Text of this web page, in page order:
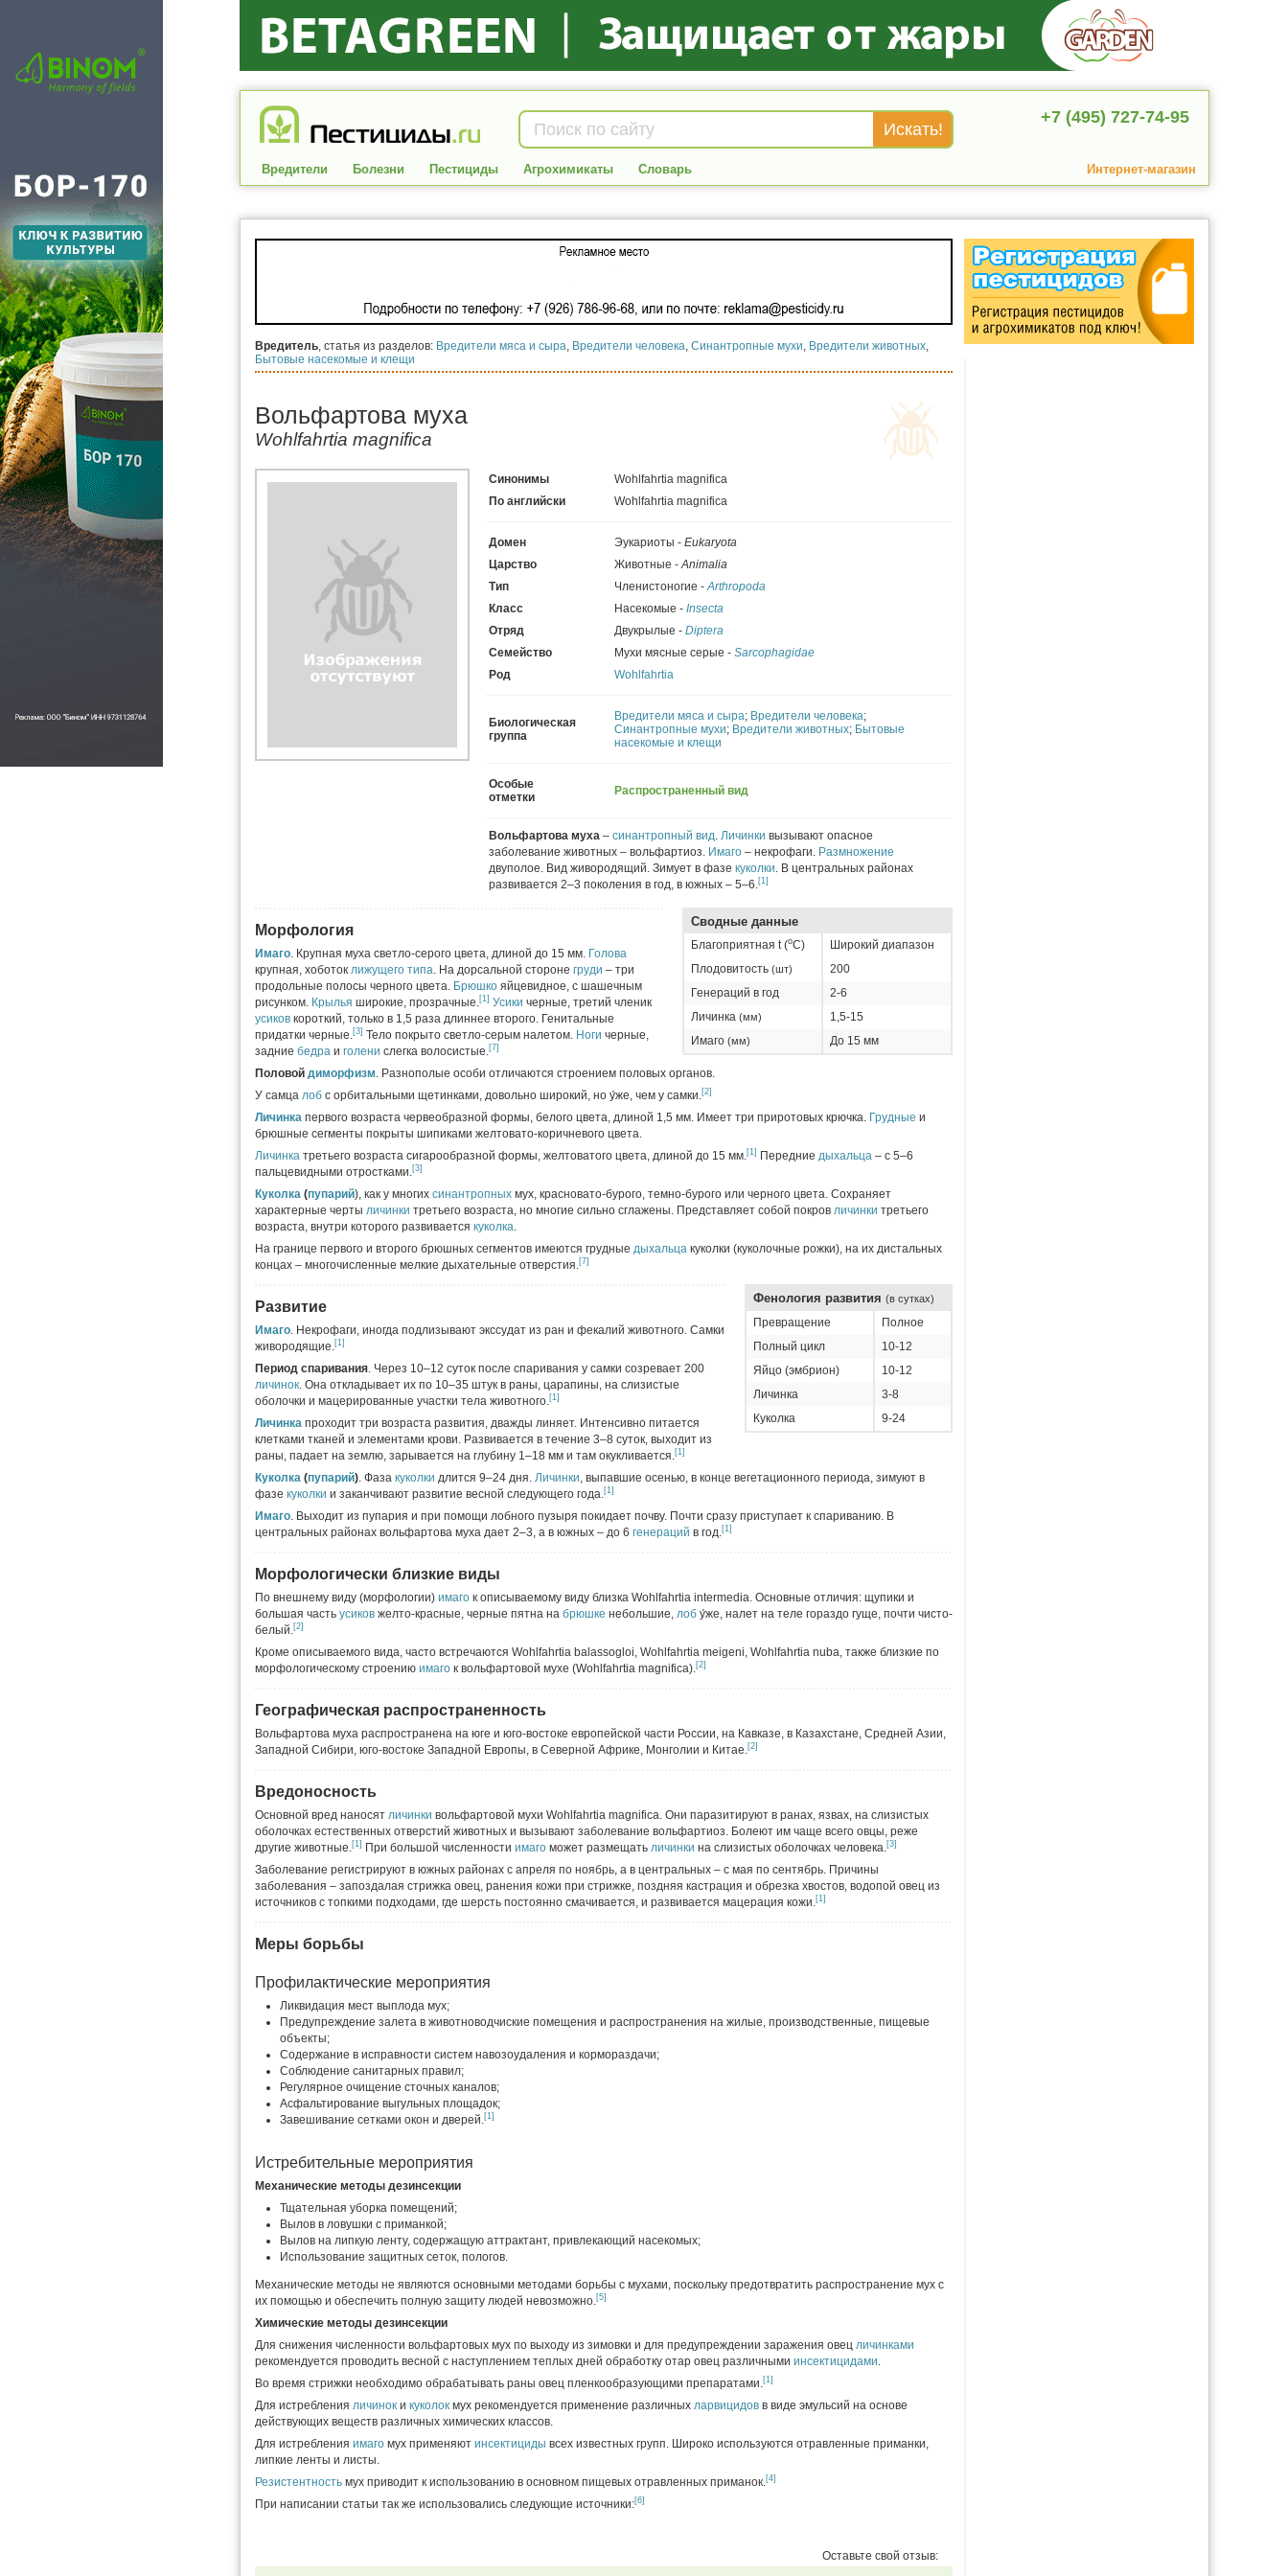
+7 (495) 727-74-95
Вредители Болезни Пестициды Агрохимикаты Словарь Интернет-магазин
Вредитель, статья из разделов: Вредители мяса и сыра, Вредители человека, Синантропные мухи, Вредители животных,
Бытовые насекомые и клещи
Вольфартова муха
Wohlfahrtia magnifica
Синонимы
Wohlfahrtia magnifica
По английски
Wohlfahrtia magnifica
Домен Эукариоты - Eukaryota
Царство
Животные -Animalia
Тип
Членистоногие -Arthropoda
Класс
Насекомые - Insecta
Отряд
Двукрылые - Diptera
Семейство
Мухи мясные серые - Sarcophagidae
Род
Wohlfahrtia
Биологическая
группа
Вредители мяса и сыра; Вредители человека;
Синантропные мухи; Вредители животных; Бытовые
насекомые и клещи
Особые
отметки
Распространенный вид
Вольфартова муха – синантропный вид. Личинки вызывают опасное
заболевание животных – вольфартиоз. Имаго – некрофаги. Размножение
двуполое. Вид живородящий. Зимует в фазе куколки. В центральных районах
развивается 2–3 поколения в год, в южных – 5–6.[1]
Сводные данные
Благоприятная t (оC)
Широкий диапазон
Плодовитость (шт)
200
Генераций в год
2-6
Личинка (мм)
1,5-15
Имаго (мм) До 15 мм
Морфология
Имаго. Крупная муха светло-серого цвета, длиной до 15 мм. Голова
крупная, хоботок лижущего типа. На дорсальной стороне груди – три
продольные полосы черного цвета. Брюшко яйцевидное, с шашечным
рисунком. Крылья широкие, прозрачные.[1] Усики черные, третий членик
усиков короткий, только в 1,5 раза длиннее второго. Генитальные
придатки черные.[3] Тело покрыто светло-серым налетом. Ноги черные,
задние бедра и голени слегка волосистые.[7]
Половой диморфизм. Разнополые особи отличаются строением половых органов.
У самца лоб с орбитальными щетинками, довольно широкий, но у́же, чем у самки.[2]
Личинка первого возраста червеобразной формы, белого цвета, длиной 1,5 мм. Имеет три приротовых крючка. Грудные и
брюшные сегменты покрыты шипиками желтовато-коричневого цвета.
Личинка третьего возраста сигарообразной формы, желтоватого цвета, длиной до 15 мм.[1] Передние дыхальца – с 5–6
пальцевидными отростками.[3]
Куколка (пупарий), как у многих синантропных мух, красновато-бурого, темно-бурого или черного цвета. Сохраняет
характерные черты личинки третьего возраста, но многие сильно сглажены. Представляет собой покров личинки третьего
возраста, внутри которого развивается куколка.
На границе первого и второго брюшных сегментов имеются грудные дыхальца куколки (куколочные рожки), на их дистальных
концах – многочисленные мелкие дыхательные отверстия.[7]
Фенология развития (в сутках)
Превращение
Полное
Полный цикл
10-12
Яйцо (эмбрион)
10-12
Личинка
3-8
Куколка
9-24
Развитие
Имаго. Некрофаги, иногда подлизывают экссудат из ран и фекалий животного. Самки
живородящие.[1]
Период спаривания. Через 10–12 суток после спаривания у самки созревает 200
личинок. Она откладывает их по 10–35 штук в раны, царапины, на слизистые
оболочки и мацерированные участки тела животного.[1]
Личинка проходит три возраста развития, дважды линяет. Интенсивно питается
клетками тканей и элементами крови. Развивается в течение 3–8 суток, выходит из
раны, падает на землю, зарывается на глубину 1–18 мм и там окукливается.[1]
Куколка (пупарий). Фаза куколки длится 9–24 дня. Личинки, выпавшие осенью, в конце вегетационного периода, зимуют в
фазе куколки и заканчивают развитие весной следующего года.[1]
Имаго. Выходит из пупария и при помощи лобного пузыря покидает почву. Почти сразу приступает к спариванию. В
центральных районах вольфартова муха дает 2–3, а в южных – до 6 генераций в год.[1]
Морфологически близкие виды
По внешнему виду (морфологии) имаго к описываемому виду близка Wohlfahrtia intermedia. Основные отличия: щупики и
большая часть усиков желто-красные, черные пятна на брюшке небольшие, лоб у́же, налет на теле гораздо гуще, почти чисто-
белый.[2]
Кроме описываемого вида, часто встречаются Wohlfahrtia balassogloi, Wohlfahrtia meigeni, Wohlfahrtia nuba, также близкие по
морфологическому строению имаго к вольфартовой мухе (Wohlfahrtia magnifica).[2]
Географическая распространенность
Вольфартова муха распространена на юге и юго-востоке европейской части России, на Кавказе, в Казахстане, Средней Азии,
Западной Сибири, юго-востоке Западной Европы, в Северной Африке, Монголии и Китае.[2]
Вредоносность
Основной вред наносят личинки вольфартовой мухи Wohlfahrtia magnifica. Они паразитируют в ранах, язвах, на слизистых
оболочках естественных отверстий животных и вызывают заболевание вольфартиоз. Болеют им чаще всего овцы, реже
другие животные.[1] При большой численности имаго может размещать личинки на слизистых оболочках человека.[3]
Заболевание регистрируют в южных районах с апреля по ноябрь, а в центральных – с мая по сентябрь. Причины
заболевания – запоздалая стрижка овец, ранения кожи при стрижке, поздняя кастрация и обрезка хвостов, водопой овец из
источников с топкими подходами, где шерсть постоянно смачивается, и развивается мацерация кожи.[1]
Меры борьбы
Профилактические мероприятия
Ликвидация мест выплода мух;
Предупреждение залета в животноводчиские помещения и распространения на жилые, производственные, пищевые
объекты;
Содержание в исправности систем навозоудаления и кормораздачи;
Соблюдение санитарных правил;
Регулярное очищение сточных каналов;
Асфальтирование выгульных площадок;
Завешивание сетками окон и дверей.[1]
Истребительные мероприятия
Механические методы дезинсекции
Тщательная уборка помещений;
Вылов в ловушки с приманкой;
Вылов на липкую ленту, содержащую аттрактант, привлекающий насекомых;
Использование защитных сеток, пологов.
Механические методы не являются основными методами борьбы с мухами, поскольку предотвратить распространение мух с
их помощью и обеспечить полную защиту людей невозможно.[5]
Химические методы дезинсекции
Для снижения численности вольфартовых мух по выходу из зимовки и для предупреждении заражения овец личинками
рекомендуется проводить весной с наступлением теплых дней обработку отар овец различными инсектицидами.
Во время стрижки необходимо обрабатывать раны овец пленкообразующими препаратами.[1]
Для истребления личинок и куколок мух рекомендуется применение различных ларвицидов в виде эмульсий на основе
действующих веществ различных химических классов.
Для истребления имаго мух применяют инсектициды всех известных групп. Широко используются отравленные приманки,
липкие ленты и листы.
Резистентность мух приводит к использованию в основном пищевых отравленных приманок.[4]
При написании статьи так же использовались следующие источники:[6]
Оставьте свой отзыв: